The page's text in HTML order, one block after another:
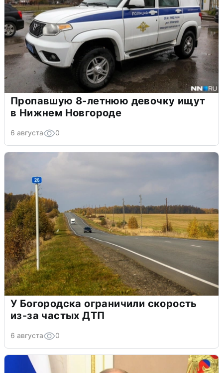
Пропавшую 8-летнюю девочку ищут
в Нижнем Новгороде
6 августа 0
У Богородска ограничили скорость
из-за частых ДТП
6 августа 0